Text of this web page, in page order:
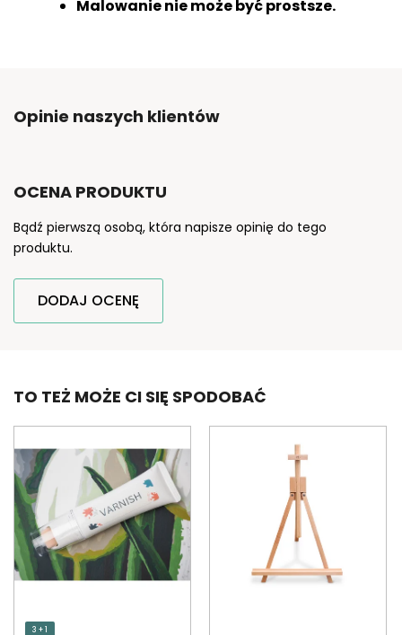
Malowanie nie może być prostsze.
Opinie naszych klientów
OCENA PRODUKTU
Bądź pierwszą osobą, która napisze opinię do tego
produktu.
DODAJ OCENĘ
TO TEŻ MOŻE CI SIĘ SPODOBAĆ
3 + 1